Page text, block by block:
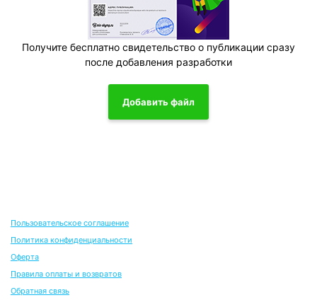
Получите бесплатно свидетельство о публикации сразу
после добавления разработки
Добавить файл
Пользовательское соглашение
Политика конфиденциальности
Оферта
Правила оплаты и возвратов
Обратная связь